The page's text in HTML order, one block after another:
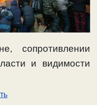
сопротивлении
и видимости